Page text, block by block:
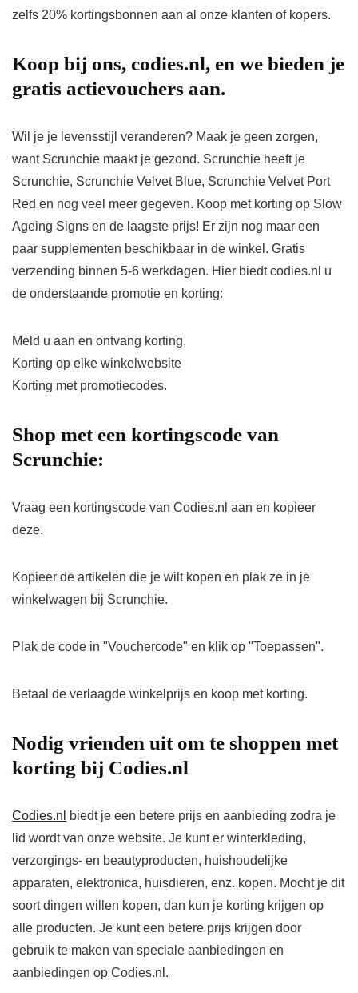
zelfs 20% kortingsbonnen aan al onze klanten of kopers.
Koop bij ons, codies.nl, en we bieden je
gratis actievouchers aan.
Wil je je levensstijl veranderen? Maak je geen zorgen,
want Scrunchie maakt je gezond. Scrunchie heeft je
Scrunchie, Scrunchie Velvet Blue, Scrunchie Velvet Port
Red en nog veel meer gegeven. Koop met korting op Slow
Ageing Signs en de laagste prijs! Er zijn nog maar een
paar supplementen beschikbaar in de winkel. Gratis
verzending binnen 5-6 werkdagen. Hier biedt codies.nl u
de onderstaande promotie en korting:
Meld u aan en ontvang korting,
Korting op elke winkelwebsite
Korting met promotiecodes.
Shop met een kortingscode van
Scrunchie:
Vraag een kortingscode van Codies.nl aan en kopieer
deze.
Kopieer de artikelen die je wilt kopen en plak ze in je
winkelwagen bij Scrunchie.
Plak de code in "Vouchercode" en klik op "Toepassen".
Betaal de verlaagde winkelprijs en koop met korting.
Nodig vrienden uit om te shoppen met
korting bij Codies.nl
Codies.nl
biedt je een betere prijs en aanbieding zodra je
lid wordt van onze website. Je kunt er winterkleding,
verzorgings- en beautyproducten, huishoudelijke
apparaten, elektronica, huisdieren, enz. kopen. Mocht je dit
soort dingen willen kopen, dan kun je korting krijgen op
alle producten. Je kunt een betere prijs krijgen door
gebruik te maken van speciale aanbiedingen en
aanbiedingen op Codies.nl.